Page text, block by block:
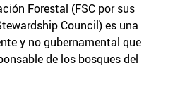
Forestal (FSC por sus
Council) es una
y no gubernamental que
de los bosques del